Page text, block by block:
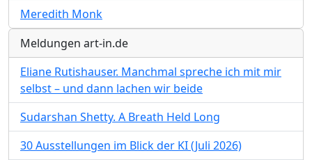
Meredith Monk
Meldungen art-in.de
Eliane Rutishauser. Manchmal spreche ich mit mir
selbst – und dann lachen wir beide
Sudarshan Shetty. A Breath Held Long
30 Ausstellungen im Blick der KI (Juli 2026)